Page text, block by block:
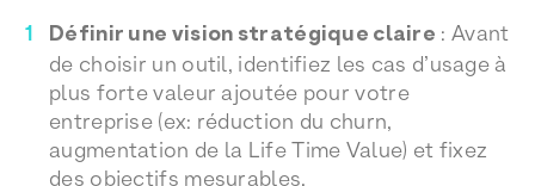
Définir une vision stratégique claire : Avant
de choisir un outil, identifiez les cas d’usage à
plus forte valeur ajoutée pour votre
entreprise (ex: réduction du churn,
augmentation de la Life Time Value) et fixez
des objectifs mesurables.